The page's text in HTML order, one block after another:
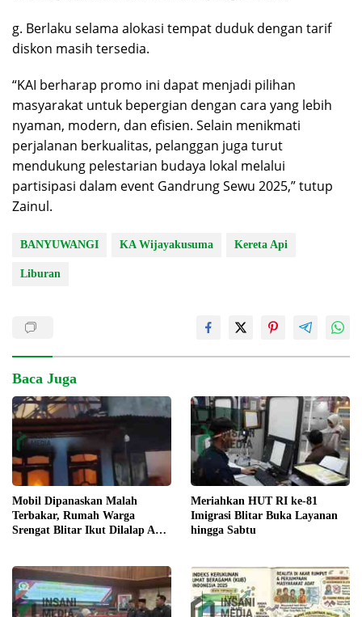
g. Berlaku selama alokasi tempat duduk dengan tarif
diskon masih tersedia.
“KAI berharap promo ini dapat menjadi pilihan
masyarakat untuk bepergian dengan cara yang lebih
nyaman, modern, dan efisien. Selain menikmati
perjalanan berkualitas, pelanggan juga turut
mendukung pelestarian budaya lokal melalui
partisipasi dalam event Gandrung Sewu 2025,” tutup
Zainul.
BANYUWANGI KA Wijayakusuma Kereta Api
Liburan
Baca Juga
Mobil Dipanaskan Malah
Terbakar, Rumah Warga
Srengat Blitar Ikut Dilalap Api,
Meriahkan HUT RI ke-81
Imigrasi Blitar Buka Layanan
hingga Sabtu